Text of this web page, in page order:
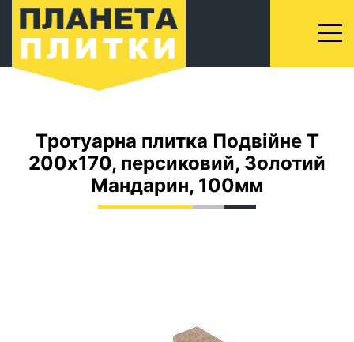
Тротуарна плитка Подвійне Т
200x170, персиковий, Золотий
Мандарин, 100мм